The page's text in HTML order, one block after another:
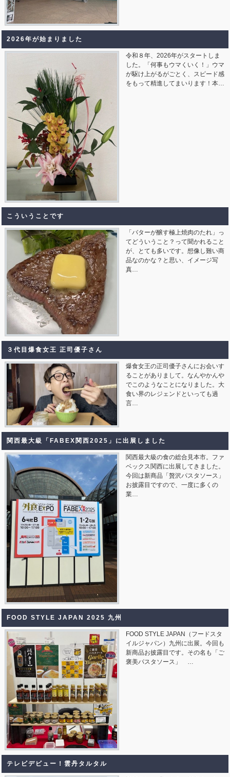
2026年が始まりました
令和８年、2026年がスタートしま
した。「何事もウマくいく！」ウマ
が駆け上がるがごとく、スピード感
をもって精進してまいります！本…
こういうことです
「バターが醸す極上焼肉のたれ」っ
てどういうこと？って聞かれること
が、とても多いです。想像し難い商
品なのかな？と思い、イメージ写
真…
３代目爆食女王 正司優子さん
爆食女王の正司優子さんにお会いす
ることがありまして。なんやかんや
でこのようなことになりました。大
食い界のレジェンドといっても過
言…
関西最大級「FABEX関西2025」に出展しました
関西最大級の食の総合見本市。ファ
ベックス関西に出展してきました。
今回は新商品「贅沢パスタソース」
お披露目ですので、一度に多くの
業…
FOOD STYLE JAPAN 2025 九州
FOOD STYLE JAPAN（フードスタ
イルジャパン）九州に出展。今回も
新商品お披露目です。その名も「ご
褒美パスタソース」 …
テレビデビュー！雲丹タルタル